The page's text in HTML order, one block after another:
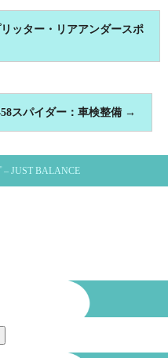
ッター・リアアンダースポ
スパイダー：車検整備 →
– JUST BALANCE